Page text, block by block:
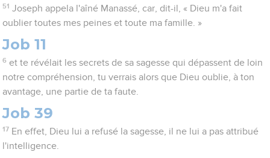
51 Joseph appela l'aîné Manassé, car, dit-il, « Dieu m'a fait
oublier toutes mes peines et toute ma famille. »
Job 11
6 et te révélait les secrets de sa sagesse qui dépassent de loin
notre compréhension, tu verrais alors que Dieu oublie, à ton
avantage, une partie de ta faute.
Job 39
17 En effet, Dieu lui a refusé la sagesse, il ne lui a pas attribué
l'intelligence.